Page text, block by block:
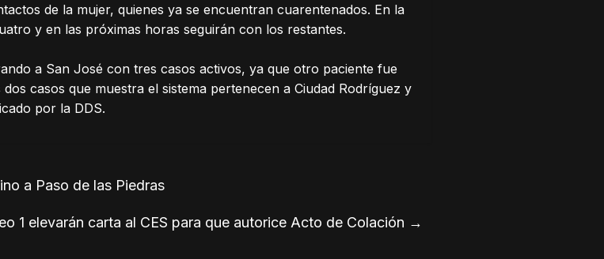
de la mujer, quienes ya se encuentran cuarentenados. En la
y en las próximas horas seguirán con los restantes.
a San José con tres casos activos, ya que otro paciente fue
casos que muestra el sistema pertenecen a Ciudad Rodríguez y
por la DDS.
a Paso de las Piedras
1 elevarán carta al CES para que autorice Acto de Colación →